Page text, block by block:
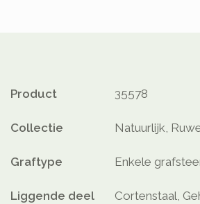
Product 35578
Collectie Natuurlijk,
Graftype Enkele
Liggende deel Cortenstaal,